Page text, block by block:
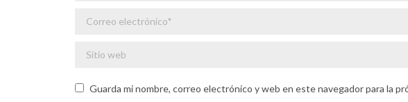
Guarda mi nombre, correo electrónico y web en este navegador para la